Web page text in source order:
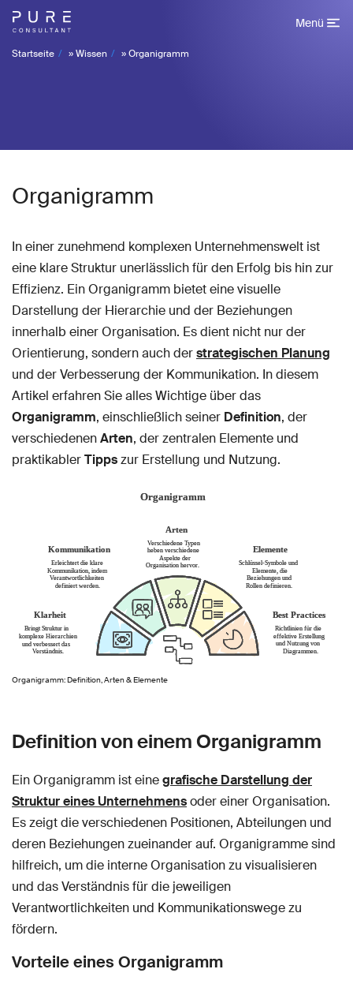
Menü
Startseite »Wissen »Organigramm
Organigramm
In einer zunehmend komplexen Unternehmenswelt ist
eine klare Struktur unerlässlich für den Erfolg bis hin zur
Effizienz. Ein Organigramm bietet eine visuelle
Darstellung der Hierarchie und der Beziehungen
innerhalb einer Organisation. Es dient nicht nur der
Orientierung, sondern auch derstrategischen Planung
und der Verbesserung der Kommunikation. In diesem
Artikel erfahren Sie alles Wichtige über das
Organigramm, einschließlich seiner Definition, der
verschiedenenArten, der zentralen Elemente und
praktikablerTippszur Erstellung und Nutzung.
Organigramm: Definition, Arten & Elemente
Definition von einem Organigramm
Ein Organigramm ist einegrafische Darstellung der
Struktur eines Unternehmensoder einer Organisation.
Es zeigt die verschiedenen Positionen, Abteilungen und
deren Beziehungen zueinander auf. Organigramme sind
hilfreich, um die interne Organisation zu visualisieren
und das Verständnis für die jeweiligen
Verantwortlichkeiten und Kommunikationswege zu
fördern.
Vorteile eines Organigramm